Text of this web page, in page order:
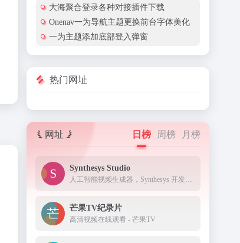
大海聚合登录各种对接插件下载
Onenav一为导航主题更换前台字体美化
一为主题添加底部登入弹窗
热门网址
网址 日榜 周榜 月榜
Synthesys Studio
人工智能视频生成器，Synthesys 开发用于商业用途的文本到画外音和视频
芒果TV纪录片
高清视频在线观看 - 芒果TV